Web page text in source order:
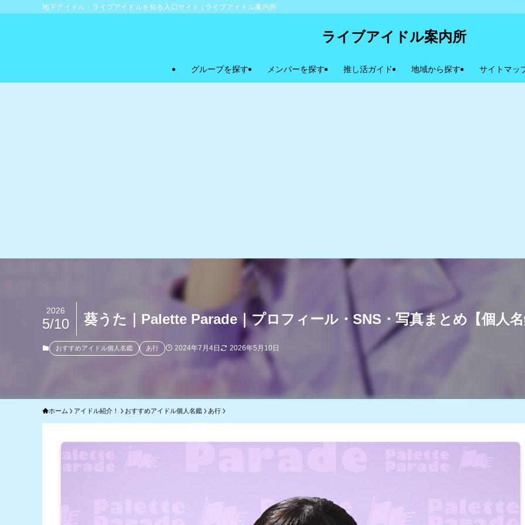
地下アイドル・ライブアイドルを知る入口サイト | ライブアイドル案内所
ライブアイドル案内所
グループを探す メンバーを探す 推し活ガイド 地域から探す サイトマッ
葵うた｜Palette Parade｜プロフィール・SNS・写真まとめ【個人
2026
5/10
おすすめアイドル個人名鑑 あ行 2024年7月4日 2026年5月10日
ホーム アイドル紹介！ おすすめアイドル個人名鑑 あ行